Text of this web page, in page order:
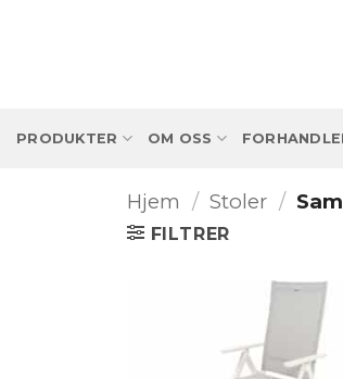
PRODUKTER OM OSS
Hjem / Stoler /
FILTRER